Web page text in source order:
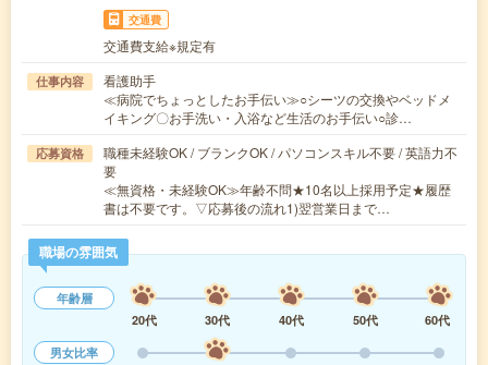
交通費
交通費支給※規定有
仕事内容
看護助手
≪病院でちょっとしたお手伝い≫○シーツの交換やベッドメ
イキング〇お手洗い・入浴など生活のお手伝い○診…
応募資格
職種未経験OK / ブランクOK / パソコンスキル不要 / 英語力不
要
≪無資格・未経験OK≫年齢不問★10名以上採用予定★履歴
書は不要です。▽応募後の流れ1)翌営業日まで…
職場の雰囲気
年齢層
20代
30代 40代 50代
60代
男女比率